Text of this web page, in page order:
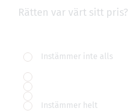
Rätten var värt sitt pris?
Instämmer inte alls
Instämmer helt